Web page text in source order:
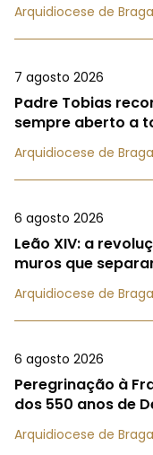
Arquidiocese de Braga
7 agosto 2026
Padre Tobias
sempre aberto a
Arquidiocese de Braga
6 agosto 2026
Leão XIV: a
muros que
Arquidiocese de Braga
6 agosto 2026
Peregrinação à
dos 550 anos de
Arquidiocese de Braga